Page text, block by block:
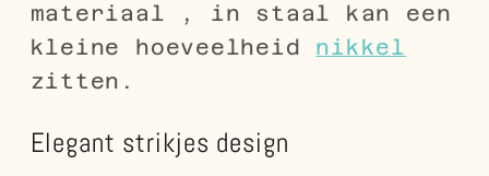
materiaal , in staal kan een
kleine hoeveelheid nikkel
zitten.
Elegant strikjes design